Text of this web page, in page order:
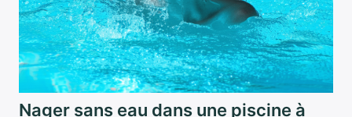
Nager sans eau dans une piscine à